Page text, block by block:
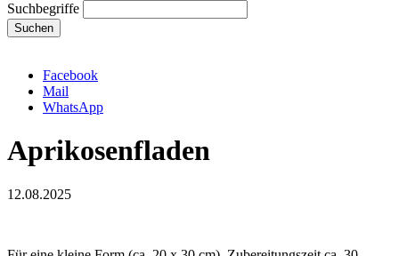
Suchbegriffe
Suchen
Facebook
Mail
WhatsApp
Aprikosenfladen
12.08.2025